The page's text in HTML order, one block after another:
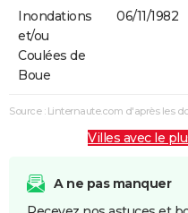
Inondations
et/ou
Coulées de
Boue
06/11/1982
Source : Linternaute.com d'après les
Villes avec le
A ne pas manquer